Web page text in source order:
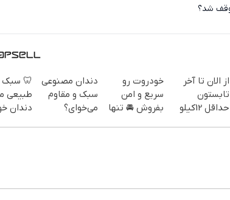
شد؟
از الان تا آخر
تابستون
حداقل 12کیلو
خودروت رو
سریع و امن
بفروش 🚘 تنها
دندان مصنوعی
سبک و مقاوم
می‌خوای؟
🦷 سبک
طبیعی
دندان